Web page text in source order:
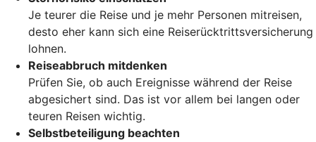
Je teurer die Reise und je mehr Personen mitreisen,
desto eher kann sich eine Reiserücktrittsversicherung
lohnen.
Reiseabbruch mitdenken
Prüfen Sie, ob auch Ereignisse während der Reise
abgesichert sind. Das ist vor allem bei langen oder
teuren Reisen wichtig.
Selbstbeteiligung beachten